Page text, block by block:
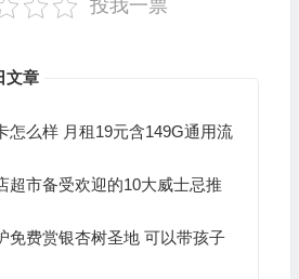
投我一票
文章
怎么样 月租19元含149G通用流
超市备受欢迎的10大威士忌推
免费赏银杏树圣地 可以带孩子